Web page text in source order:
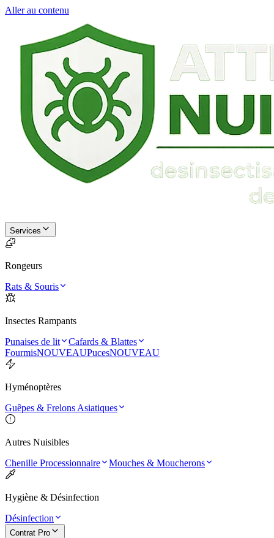
Aller au contenu
Services
Rongeurs
Rats & Souris
Insectes Rampants
Punaises de lit
Cafards & Blattes
FourmisNOUVEAUPucesNOUVEAU
Hyménoptères
Guêpes & Frelons Asiatiques
Autres Nuisibles
Chenille Processionnaire
Mouches & Moucherons
Hygiène & Désinfection
Désinfection
Contrat Pro